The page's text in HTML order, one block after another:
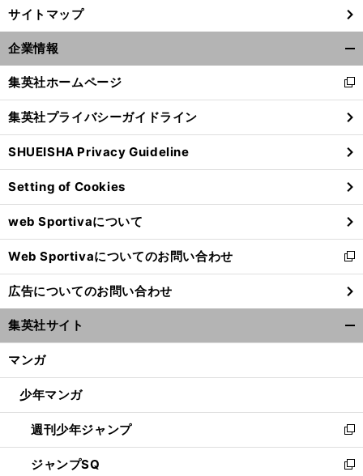
サイトマップ
企業情報
閉
る
集英社ホームページ
新
し
い
ウ
ィ
ン
ド
ウ
で
開
く
集英社プライバシーガイドライン
SHUEISHA Privacy Guideline
Setting of Cookies
web Sportivaについて
Web Sportivaについてのお問い合わせ
新
し
い
ウ
ィ
ン
ウ
開
く
広告についてのお問い合わせ
集英社サイト
マンガ
少年マンガ
週刊少年ジャンプ
新
し
い
ジャンプSQ
新